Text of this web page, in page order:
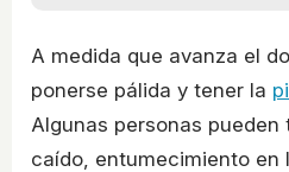
A medida que avanza el
ponerse pálida y tener la
Algunas personas pueden
caído, entumecimiento en